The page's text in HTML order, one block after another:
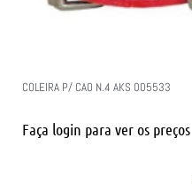
COLEIRA P/ CAO N.4 AKS 005533
Faça login para ver os preços